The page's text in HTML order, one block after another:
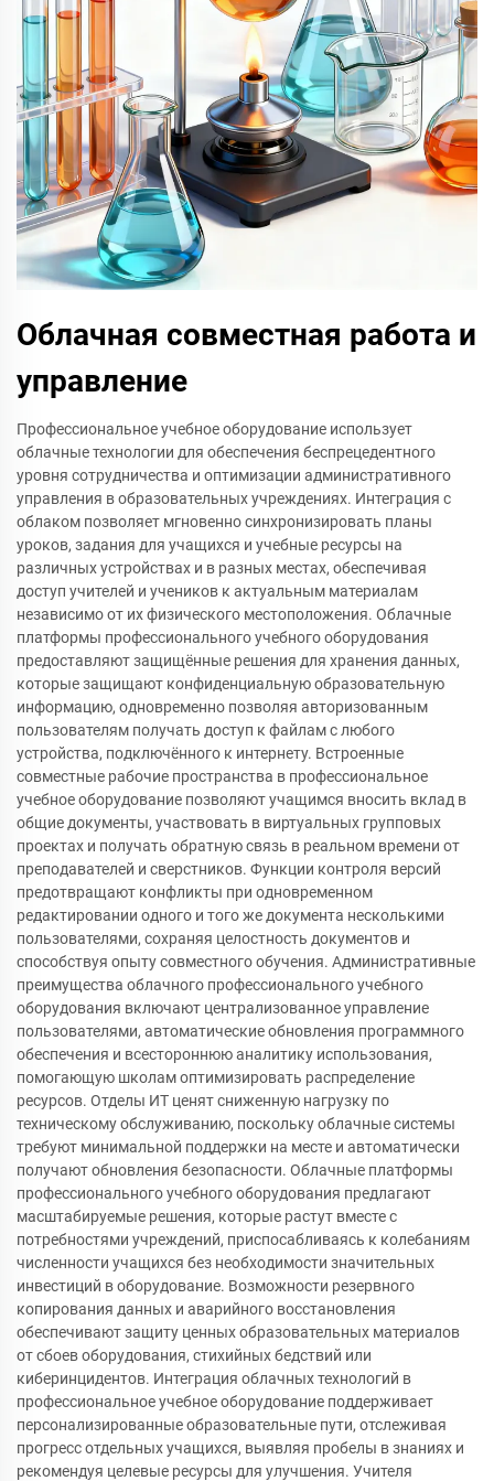
Облачная совместная работа и
управление
Профессиональное учебное оборудование использует
облачные технологии для обеспечения беспрецедентного
уровня сотрудничества и оптимизации административного
управления в образовательных учреждениях. Интеграция с
облаком позволяет мгновенно синхронизировать планы
уроков, задания для учащихся и учебные ресурсы на
различных устройствах и в разных местах, обеспечивая
доступ учителей и учеников к актуальным материалам
независимо от их физического местоположения. Облачные
платформы профессионального учебного оборудования
предоставляют защищённые решения для хранения данных,
которые защищают конфиденциальную образовательную
информацию, одновременно позволяя авторизованным
пользователям получать доступ к файлам с любого
устройства, подключённого к интернету. Встроенные
совместные рабочие пространства в профессиональное
учебное оборудование позволяют учащимся вносить вклад в
общие документы, участвовать в виртуальных групповых
проектах и получать обратную связь в реальном времени от
преподавателей и сверстников. Функции контроля версий
предотвращают конфликты при одновременном
редактировании одного и того же документа несколькими
пользователями, сохраняя целостность документов и
способствуя опыту совместного обучения. Административные
преимущества облачного профессионального учебного
оборудования включают централизованное управление
пользователями, автоматические обновления программного
обеспечения и всестороннюю аналитику использования,
помогающую школам оптимизировать распределение
ресурсов. Отделы ИТ ценят сниженную нагрузку по
техническому обслуживанию, поскольку облачные системы
требуют минимальной поддержки на месте и автоматически
получают обновления безопасности. Облачные платформы
профессионального учебного оборудования предлагают
масштабируемые решения, которые растут вместе с
потребностями учреждений, приспосабливаясь к колебаниям
численности учащихся без необходимости значительных
инвестиций в оборудование. Возможности резервного
копирования данных и аварийного восстановления
обеспечивают защиту ценных образовательных материалов
от сбоев оборудования, стихийных бедствий или
киберинцидентов. Интеграция облачных технологий в
профессиональное учебное оборудование поддерживает
персонализированные образовательные пути, отслеживая
прогресс отдельных учащихся, выявляя пробелы в знаниях и
рекомендуя целевые ресурсы для улучшения. Учителя